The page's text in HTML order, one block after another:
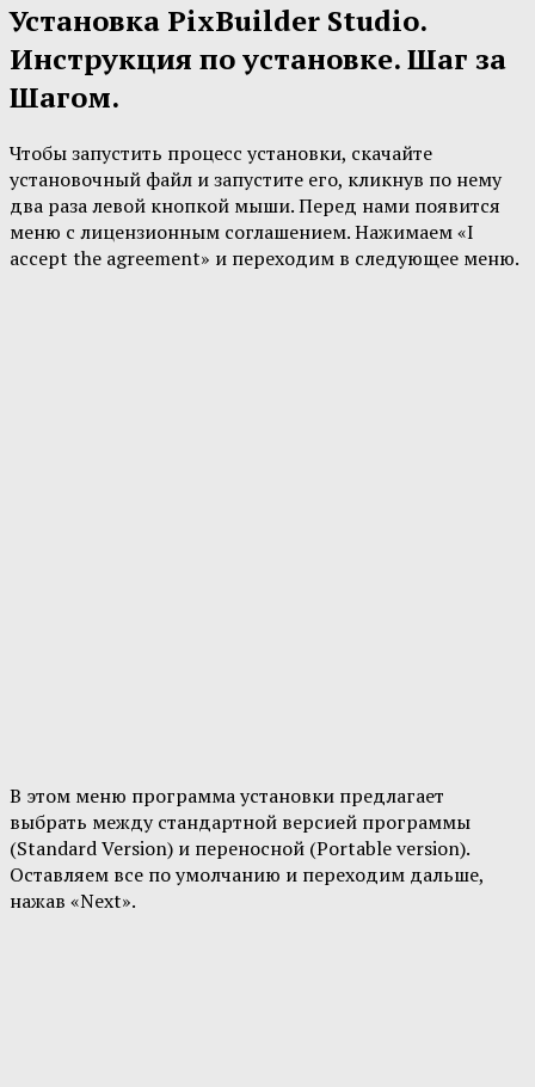
Установка PixBuilder Studio.
Инструкция по установке. Шаг за
Шагом.
Чтобы запустить процесс установки, скачайте
установочный файл и запустите его, кликнув по нему
два раза левой кнопкой мыши. Перед нами появится
меню с лицензионным соглашением. Нажимаем «I
accept the agreement» и переходим в следующее меню.
В этом меню программа установки предлагает
выбрать между стандартной версией программы
(Standard Version) и переносной (Portable version).
Оставляем все по умолчанию и переходим дальше,
нажав «Next».